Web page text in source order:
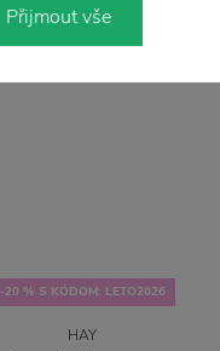
-20 % S KÓDOM: LETO2026
HAY
Přijmout vše